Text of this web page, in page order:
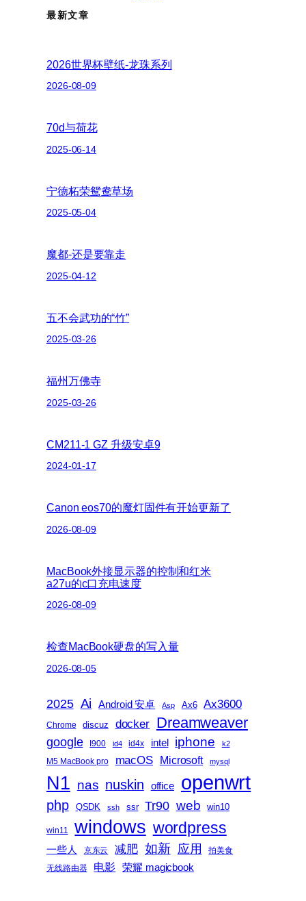
最新文章
2026世界杯壁纸-龙珠系列
2026-08-09
70d与荷花
2025-06-14
宁德柘荣鸳鸯草场
2025-05-04
魔都-还是要靠走
2025-04-12
五不会武功的“竹”
2025-03-26
福州万佛寺
2025-03-26
CM211-1 GZ 升级安卓9
2024-01-17
Canon eos70的魔灯固件有开始更新了
2026-08-09
MacBook外接显示器的控制和红米
a27u的c口充电速度
2026-08-09
检查MacBook硬盘的写入量
2026-08-05
2025 Ai Android 安卓 Asp Ax6 Ax3600
Chrome discuz docker Dreamweaver
google I900 id4 id4x intel iphone k2
M5 MacBook pro macOS Microsoft mysql
N1 nas nuskin office openwrt
php QSDK ssh ssr Tr90 web win10
win11 windows wordpress
一些人 京东云 减肥 如新 应用
拍美食
无线路由器
电影 荣耀 magicbook